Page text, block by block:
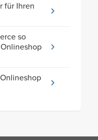
für Ihren
so